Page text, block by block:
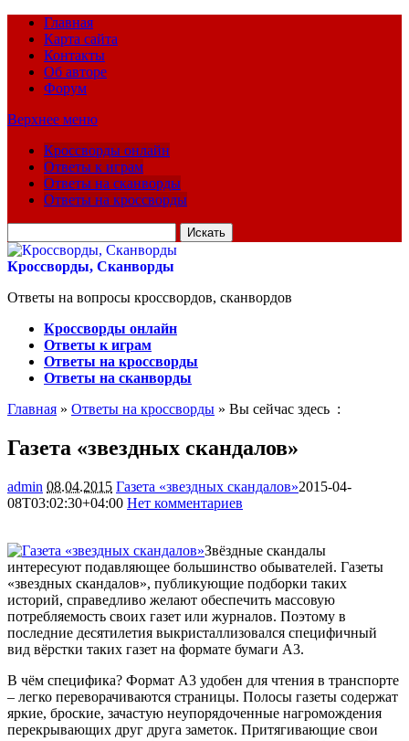
Главная
Карта сайта
Контакты
Об авторе
Форум
Верхнее меню
Кроссворды онлайн
Ответы к играм
Ответы на сканворды
Ответы на кроссворды
для:
Кроссворды, Сканворды
Ответы на вопросы кроссвордов, сканвордов
Кроссворды онлайн
Ответы к играм
Ответы на кроссворды
Ответы на сканворды
Главная » Ответы на кроссворды » Вы сейчас здесь :
Газета «звездных скандалов»
admin 08.04.2015 Газета «звездных скандалов»2015-04-
08T03:02:30+04:00 Нет комментариев
Звёздные скандалы
интересуют подавляющее большинство обывателей. Газеты
«звездных скандалов», публикующие подборки таких
историй, справедливо желают обеспечить массовую
потребляемость своих газет или журналов. Поэтому в
последние десятилетия выкристаллизовался специфичный
вид вёрстки таких газет на формате бумаги А3.
В чём специфика? Формат А3 удобен для чтения в транспорте
– легко переворачиваются страницы. Полосы газеты содержат
яркие, броские, зачастую неупорядоченные нагромождения
перекрывающих друг друга заметок. Притягивающие свои